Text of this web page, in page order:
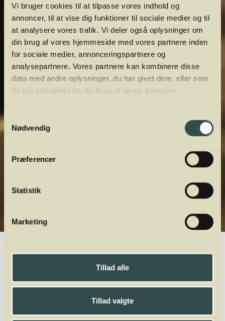
Vi bruger cookies til at tilpasse vores indhold og
annoncer, til at vise dig funktioner til sociale medier og til
at analysere vores trafik. Vi deler også oplysninger om
din brug af vores hjemmeside med vores partnere inden
for sociale medier, annonceringspartnere og
analysepartnere. Vores partnere kan kombinere disse
data med andre oplysninger, du har givet dem, eller som
de har indsamlet fra din brug af deres tjenester.
Samtykkevalg
Nødvendig
Præferencer
Statistik
Marketing
Tillad alle
Tillad valgte
Grenache Gris
A B C D E F G H I J K L M N O P Q R S T U V W X
Gaglioppo Gamay Garganega Gewürztraminer Glera
Godello